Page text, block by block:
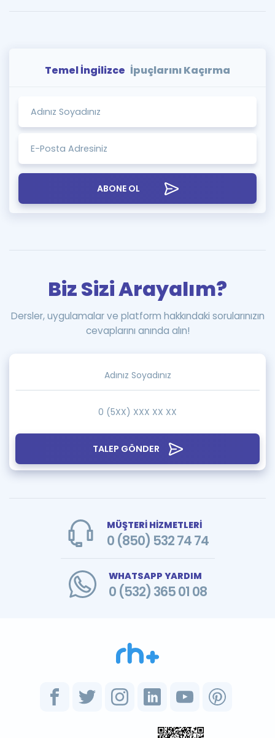
Temel İngilizce İpuçlarını Kaçırma
ABONE OL
TALEP GÖNDER
Biz Sizi Arayalım?
Dersler, uygulamalar ve platform hakkındaki sorularınızın
cevaplarını anında alın!
MÜŞTERİ HİZMETLERİ
0 (850) 532 74 74
WHATSAPP YARDIM
0 (532) 365 01 08